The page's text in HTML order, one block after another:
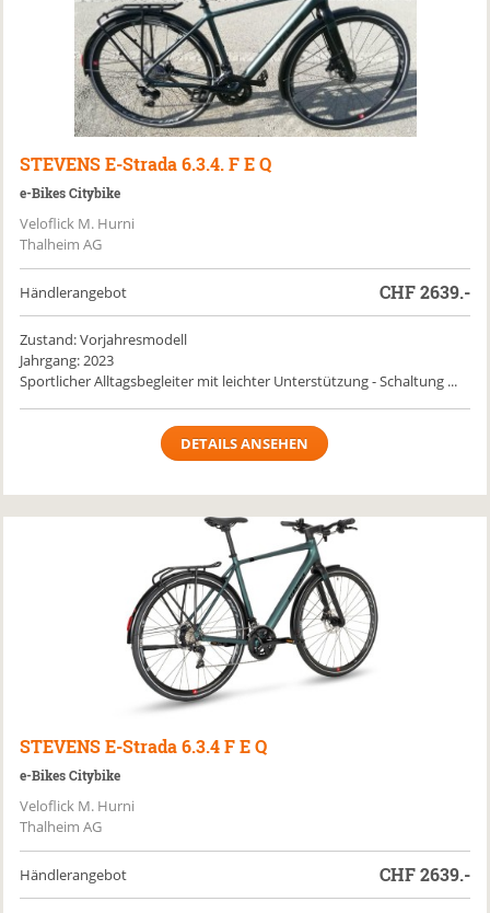
STEVENS E-Strada 6.3.4. F E Q
e-Bikes Citybike
Veloflick M. Hurni
Thalheim AG
Händlerangebot CHF2639.-
Zustand: Vorjahresmodell
Jahrgang: 2023
Sportlicher Alltagsbegleiter mit leichter Unterstützung - Schaltung ...
DETAILS ANSEHEN
STEVENS E-Strada 6.3.4 F E Q
e-Bikes Citybike
Veloflick M. Hurni
Thalheim AG
Händlerangebot CHF2639.-